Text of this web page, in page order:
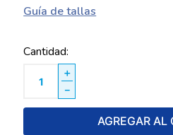
Guía de tallas
Cantidad
＋
－
AGREGAR AL